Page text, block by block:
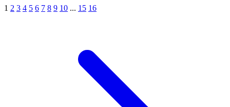
1 2 3 4 5 6 7 8 9 10 ... 15 16